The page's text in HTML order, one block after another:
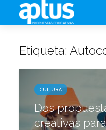
Etiqueta:
CULTURA
Dos
creativas